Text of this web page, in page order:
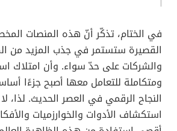
10. خلاصة القول
من الواضح أنّ “إحصائيات الفيديو
جامدة، بل هي انعكاس حقيقي لسلوك
مستخدمي الإنترنت. فالمقاطع القصيرة
رئيسيًا لتغيّر تجربتنا الرقمية: من